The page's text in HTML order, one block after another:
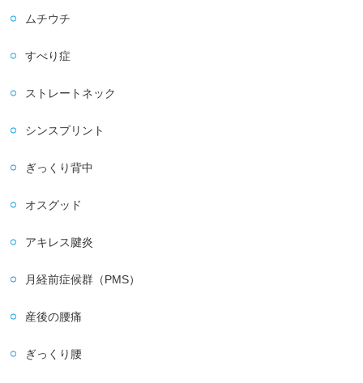
ムチウチ
すべり症
ストレートネック
シンスプリント
ぎっくり背中
オスグッド
アキレス腱炎
月経前症候群（PMS）
産後の腰痛
ぎっくり腰